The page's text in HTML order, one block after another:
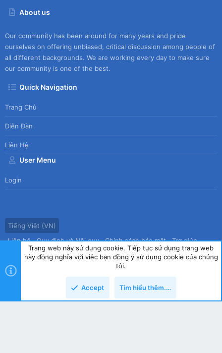
About us
Our community has been around for many years and pride
ourselves on offering unbiased, critical discussion among people of
all different backgrounds. We are working every day to make sure
our community is one of the best.
Quick Navigation
Trang Chủ
Diễn Đàn
Liên Hệ
User Menu
Login
Tiếng Việt (VN)
Liên hệ
Quy định và Nội quy Chính sách bảo mật
Trợ giúp
Trang chủ
R
copyright by Tin học Thế hệ mới
Trang web này sử dụng cookie. Tiếp tục sử dụng trang web
này đồng nghĩa với việc bạn đồng ý sử dụng cookie của chúng
tôi.
Accept Tìm hiểu thêm.…